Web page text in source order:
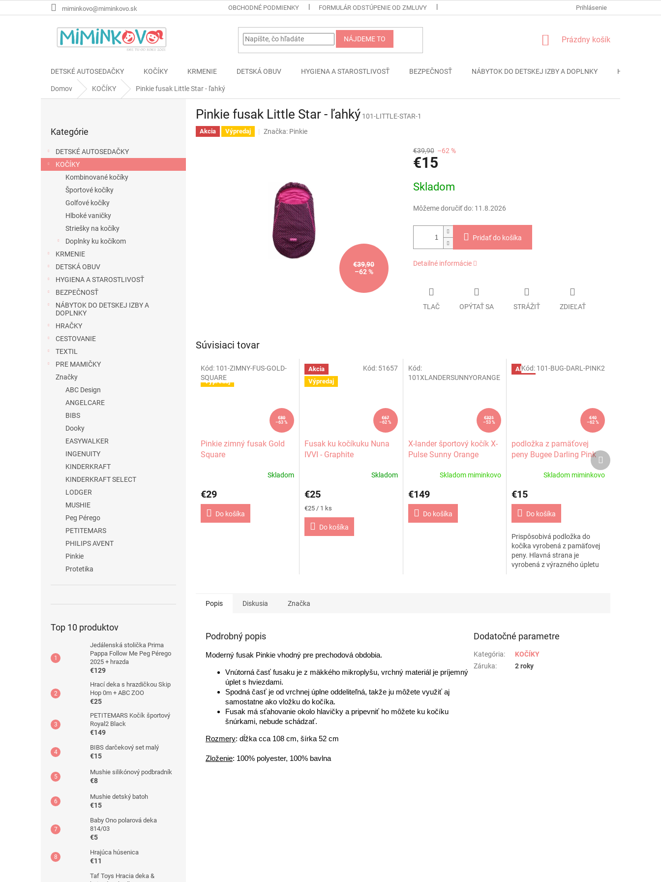
na
miminkovo@miminkovo.sk OBCHODNÉ PODMIENKY FORMULÁR ODSTÚPENIE OD ZMLUVY PODMIENKY OCHRANY OSOBNÝCH
Prihlásenie
NÁJDEME TO
NÁKUPNÝ
Prázdny košík
DETSKÉ AUTOSEDAČKY KOČÍKY KRMENIE DETSKÁ OBUV HYGIENA A STAROSTLIVOSŤ BEZPEČNOSŤ NÁBYTOK DO DETSKEJ IZBY A DOPLNKY HRAČKY
Domov KOČÍKY Pinkie fusak Little Star - ľahký
p
a
kategórie
Kategórie
DETSKÉ AUTOSEDAČKY
KOČÍKY
Kombinované kočíky
Športové kočíky
Golfové kočíky
Hlboké vaničky
Striešky na kočíky
Doplnky ku kočíkom
KRMENIE
DETSKÁ OBUV
HYGIENA A STAROSTLIVOSŤ
BEZPEČNOSŤ
NÁBYTOK DO DETSKEJ IZBY A
DOPLNKY
HRAČKY
CESTOVANIE
TEXTIL
PRE MAMIČKY
Značky
ABC Design
ANGELCARE
BIBS
Dooky
EASYWALKER
INGENUITY
KINDERKRAFT
KINDERKRAFT SELECT
LODGER
MUSHIE
Peg Pérego
PETITEMARS
PHILIPS AVENT
Pinkie
Protetika
Top 10 produktov
Jedálenská stolička Prima
Pappa Follow Me Peg Pérego
2025 + hrazda
€129
Hrací deka s hrazdičkou Skip
Hop 0m + ABC ZOO
€25
PETITEMARS Kočík športový
Royal2 Black
€149
BIBS darčekový set malý
€15
Mushie silikónový podbradník
€8
Mushie detský batoh
€15
Baby Ono polarová deka
814/03
€5
Hrajúca húsenica
€11
Taf Toys Hracia deka &
Pinkie fusak Little Star - ľahký 101-LITTLE-STAR-1
Akcia Výpredaj Značka: Pinkie
€39,90
–62 %
€39,90 –62 %
€15
cena:
Skladom
Môžeme doručiť do: 11.8.2026
Pridať do košíka
Detailné informácie
TLAČ OPÝTAŤ SA STRÁŽIŤ ZDIEĽAŤ
Súvisiaci tovar
Akcia
Výpredaj
€80
–63 %
Pinkie zimný fusak Gold
Square
Skladom
€29
Do košíka
Kód: 101-ZIMNY-FUS-GOLD-
SQUARE
Akcia
Výpredaj
€67
–62 %
Fusak ku kočíkuku Nuna
IVVI - Graphite
Skladom
€25
Jednotková
cena:
€25 / 1 ks
Do košíka
Kód: 51657 Akcia
€321
–53 %
X-lander športový kočík X-
Pulse Sunny Orange
Skladom miminkovo
€149
Do košíka
Kód:
101XLANDERSUNNYORANGE
Akcia
€40
–62 %
podložka z pamäťovej
peny Bugee Darling Pink
Skladom miminkovo
€15
Do košíka
Prispôsobivá podložka do
kočíka vyrobená z pamäťovej
peny. Hlavná strana je
vyrobená z výrazného úpletu
Kód: 101-BUG-DARL-PINK2
Ďalší
produkt
Popis Diskusia Značka
Podrobný popis
Moderný fusak Pinkie vhodný pre prechodová obdobia.
Vnútorná časť fusaku je z mäkkého mikroplyšu, vrchný materiál je príjemný
úplet s hviezdami.
Spodná časť je od vrchnej úplne oddeliteľná, takže ju môžete využiť aj
samostatne ako vložku do kočíka.
Fusak má sťahovanie okolo hlavičky a pripevniť ho môžete ku kočíku
šnúrkami, nebude schádzať.
Rozmery: dĺžka cca 108 cm, šírka 52 cm
Zloženie: 100% polyester, 100% bavlna
Dodatočné parametre
Kategória:
KOČÍKY
Záruka: 2 roky